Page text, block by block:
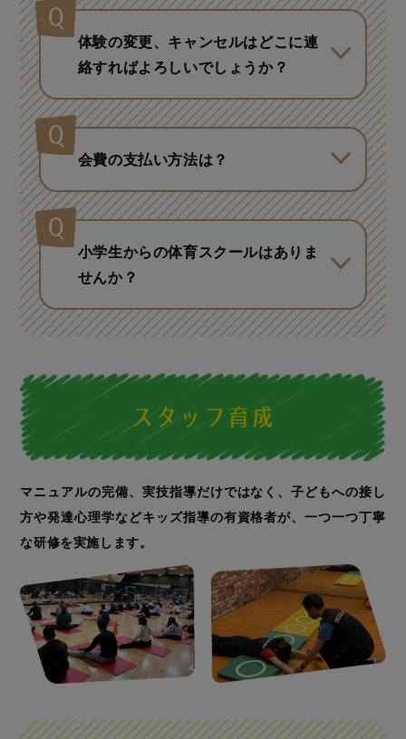
タオル、飲み物（水筒・ペットボト
ル）のご持参をお願いいたします。
体験の変更、キャンセルはどこに連
絡すればよろしいでしょうか？
お申し込み店舗にご連絡ください。
会費の支払い方法は？
ご登録口座よりお引き落としとなり
ます。
小学生からの体育スクールはありま
せんか？
走り方の習得がメインの「ミライク
RUN」、楽しくダンスを始められる
イクの小学生「ミライク（ジュニア
クラス）」がございます。なお、導
入は店舗により異なりますので、お
い。
マニュアルの完備、実技指導だけではなく、子どもへの接し
方や発達心理学などキッズ指導の有資格者が、一つ一つ丁寧
な研修を実施します。